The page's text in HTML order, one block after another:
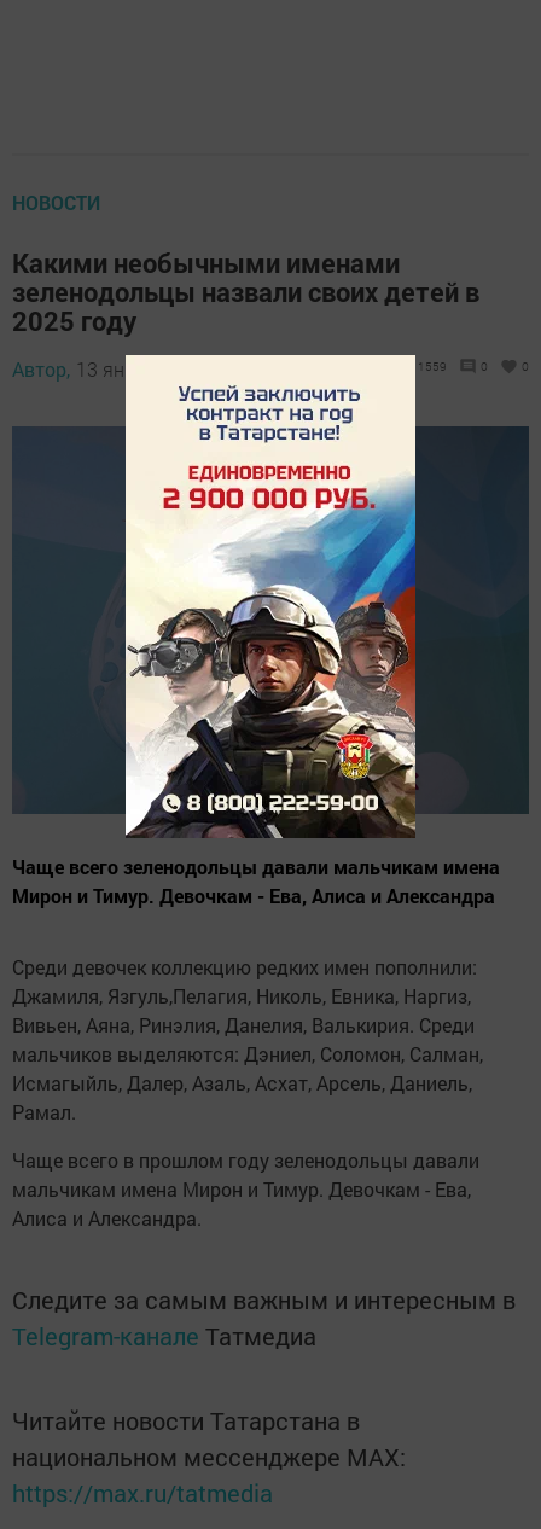
НОВОСТИ
Какими необычными именами
зеленодольцы назвали своих детей в
2025 году
Автор, 13 января 2026 - 13:20 1559 0 0
Чаще всего зеленодольцы давали мальчикам имена
Мирон и Тимур. Девочкам - Ева, Алиса и Александра
Среди девочек коллекцию редких имен пополнили:
Джамиля, Язгуль,Пелагия, Николь, Евника, Наргиз,
Вивьен, Аяна, Ринэлия, Данелия, Валькирия. Среди
мальчиков выделяются: Дэниел, Соломон, Салман,
Исмагыйль, Далер, Азаль, Асхат, Арсель, Даниель,
Рамал.
Чаще всего в прошлом году зеленодольцы давали
мальчикам имена Мирон и Тимур. Девочкам - Ева,
Алиса и Александра.
Следите за самым важным и интересным в
Telegram-канале Татмедиа
Читайте новости Татарстана в
национальном мессенджере MАХ:
https://max.ru/tatmedia